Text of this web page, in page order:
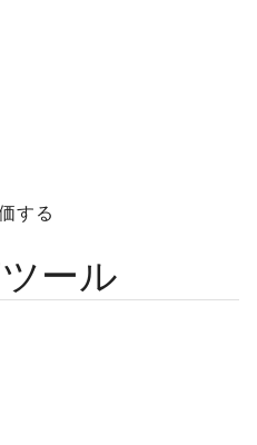
する
ール